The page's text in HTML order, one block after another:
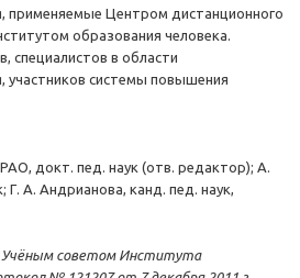
применяемые Центром дистанционного
образования человека.
специалистов в области
участников системы повышения
докт. пед. наук (отв. редактор); А.
Г. А. Андрианова, канд. пед. наук,
Учёным советом Института